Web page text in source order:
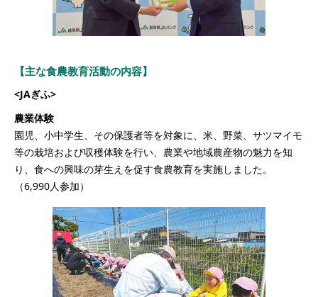
【主な食農教育活動の内容】
<JAぎふ>
農業体験
園児、小中学生、その保護者等を対象に、米、野菜、サツマイモ
等の栽培および収穫体験を行い、農業や地域農産物の魅力を知
り、食への興味の芽生えを促す食農教育を実施しました。
（6,990人参加）